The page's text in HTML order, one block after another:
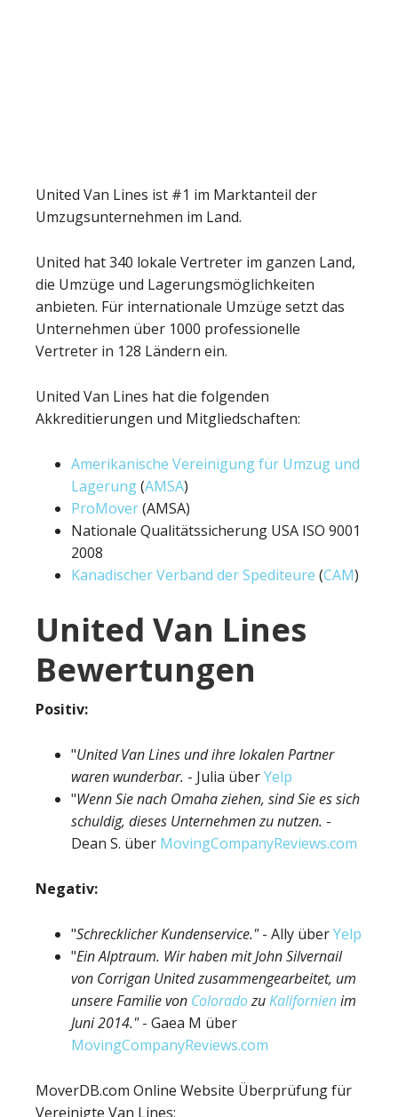
United Van Lines ist #1 im Marktanteil der
Umzugsunternehmen im Land.
United hat 340 lokale Vertreter im ganzen Land,
die Umzüge und Lagerungsmöglichkeiten
anbieten. Für internationale Umzüge setzt das
Unternehmen über 1000 professionelle
Vertreter in 128 Ländern ein.
United Van Lines hat die folgenden
Akkreditierungen und Mitgliedschaften:
Amerikanische Vereinigung für Umzug und
Lagerung(AMSA)
ProMover(AMSA)
Nationale Qualitätssicherung USA ISO 9001
2008
Kanadischer Verband der Spediteure (CAM)
United Van Lines
Bewertungen
Positiv:
"United Van Lines und ihre lokalen Partner
waren wunderbar. - Julia überYelp
"Wenn Sie nach Omaha ziehen, sind Sie es sich
schuldig, dieses Unternehmen zu nutzen. -
Dean S. über MovingCompanyReviews.com
Negativ:
"Schrecklicher Kundenservice."- Ally überYelp
"Ein Alptraum. Wir haben mit John Silvernail
von Corrigan United zusammengearbeitet, um
unsere Familie von ColoradozuKalifornienim
Juni 2014."- Gaea M über
MovingCompanyReviews.com
MoverDB.com Online Website Überprüfung für
Vereinigte Van Lines: